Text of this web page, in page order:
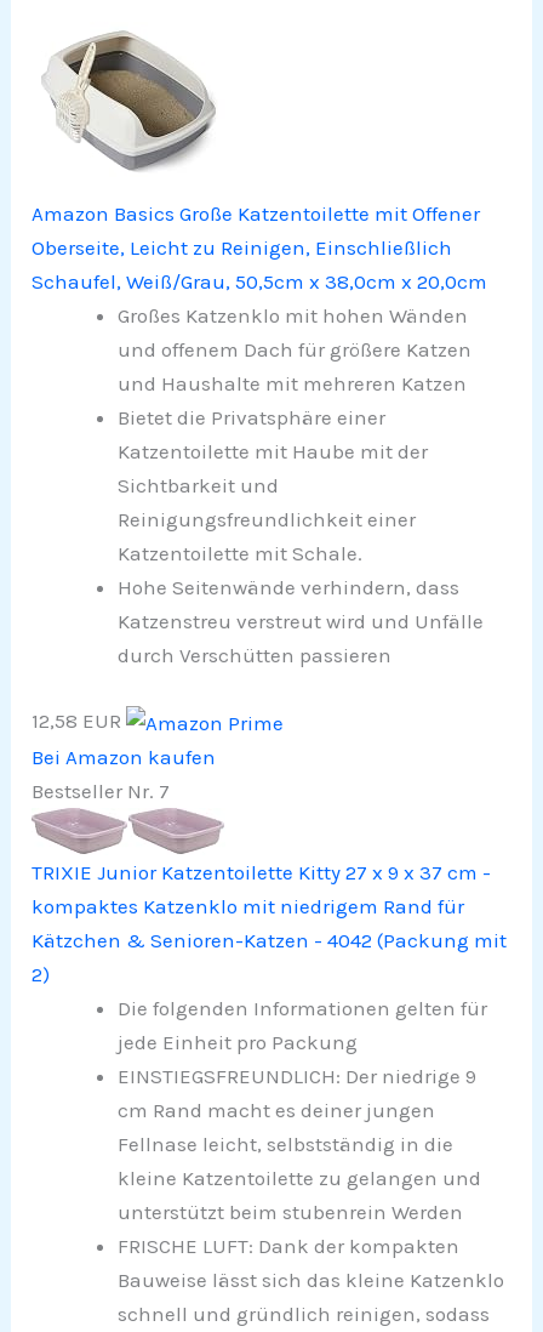
Amazon Basics Große Katzentoilette mit Offener
Oberseite, Leicht zu Reinigen, Einschließlich
Schaufel, Weiß/Grau, 50,5cm x 38,0cm x 20,0cm
Großes Katzenklo mit hohen Wänden
und offenem Dach für größere Katzen
und Haushalte mit mehreren Katzen
Bietet die Privatsphäre einer
Katzentoilette mit Haube mit der
Sichtbarkeit und
Reinigungsfreundlichkeit einer
Katzentoilette mit Schale.
Hohe Seitenwände verhindern, dass
Katzenstreu verstreut wird und Unfälle
durch Verschütten passieren
12,58 EUR
Bei Amazon kaufen
Bestseller Nr. 7
TRIXIE Junior Katzentoilette Kitty 27 x 9 x 37 cm -
kompaktes Katzenklo mit niedrigem Rand für
Kätzchen & Senioren-Katzen - 4042 (Packung mit
2)
Die folgenden Informationen gelten für
jede Einheit pro Packung
EINSTIEGSFREUNDLICH: Der niedrige 9
cm Rand macht es deiner jungen
Fellnase leicht, selbstständig in die
kleine Katzentoilette zu gelangen und
unterstützt beim stubenrein Werden
FRISCHE LUFT: Dank der kompakten
Bauweise lässt sich das kleine Katzenklo
schnell und gründlich reinigen, sodass